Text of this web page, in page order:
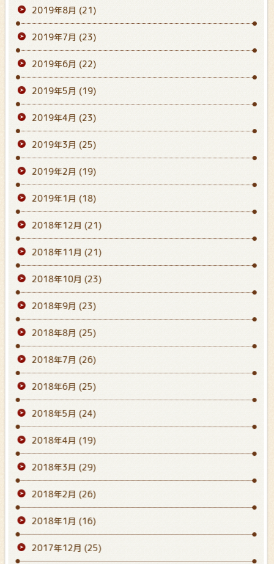
2019年8月 (21)
2019年7月 (23)
2019年6月 (22)
2019年5月 (19)
2019年4月 (23)
2019年3月 (25)
2019年2月 (19)
2019年1月 (18)
2018年12月 (21)
2018年11月 (21)
2018年10月 (23)
2018年9月 (23)
2018年8月 (25)
2018年7月 (26)
2018年6月 (25)
2018年5月 (24)
2018年4月 (19)
2018年3月 (29)
2018年2月 (26)
2018年1月 (16)
2017年12月 (25)